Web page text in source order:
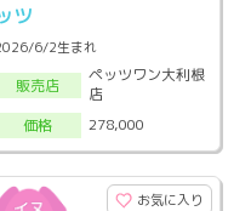
ツ
6/2生まれ
販売店
ペッツワン大利根
店
価格
278,000
お気に入り